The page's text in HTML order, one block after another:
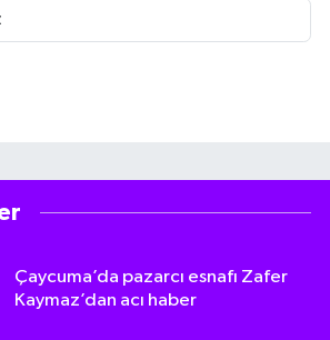
Çaycuma’da pazarcı esnafı Zafer
Kaymaz’dan acı haber